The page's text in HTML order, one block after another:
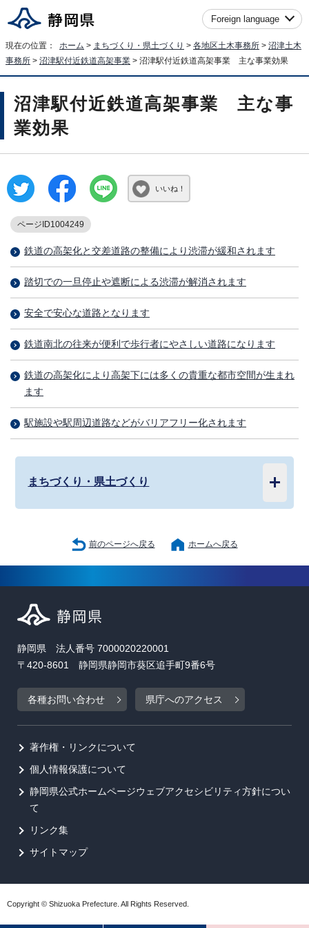
Foreign language
現在の位置： ホーム > まちづくり・県土づくり > 各地区土木事務所 > 沼津土木
事務所 > 沼津駅付近鉄道高架事業 > 沼津駅付近鉄道高架事業 主な事業効果
沼津駅付近鉄道高架事業 主な事
業効果
いいね！
ページID1004249
鉄道の高架化と交差道路の整備により渋滞が緩和されます
踏切での一旦停止や遮断による渋滞が解消されます
安全で安心な道路となります
鉄道南北の往来が便利で歩行者にやさしい道路になります
鉄道の高架化により高架下には多くの貴重な都市空間が生まれ
ます
駅施設や駅周辺道路などがバリアフリー化されます
まちづくり・県土づくり
前のページへ戻る ホームへ戻る
静岡県 法人番号 7000020220001
〒420-8601 静岡県静岡市葵区追手町9番6号
各種お問い合わせ 県庁へのアクセス
著作権・リンクについて
個人情報保護について
静岡県公式ホームページウェブアクセシビリティ方針につい
て
リンク集
サイトマップ
Copyright © Shizuoka Prefecture. All Rights Reserved.